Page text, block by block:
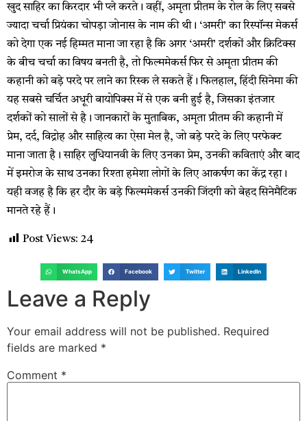
खुद साहिर का किरदार भी प्ले करते। वहीं, अमृता प्रीतम के रोल के लिए सबसे
ज्यादा चर्चा प्रियंका चोपड़ा जोनास के नाम की थी। ‘अमरी’ का रिस्पॉन्स मेकर्स
को देगा एक नई हिम्मत माना जा रहा है कि अगर ‘अमरी’ दर्शकों और क्रिटिक्स
के बीच चर्चा का विषय बनती है, तो फिल्ममेकर्स फिर से अमृता प्रीतम की
कहानी को बड़े परदे पर लाने का रिस्क ले सकते हैं। फिलहाल, हिंदी सिनेमा की
यह सबसे चर्चित अधूरी बायोपिक्स में से एक बनी हुई है, जिसका इंतजार
दर्शकों को सालों से है। जानकारों के मुताबिक, अमृता प्रीतम की कहानी में
प्रेम, दर्द, विद्रोह और साहित्य का ऐसा मेल है, जो बड़े परदे के लिए परफेक्ट
माना जाता है। साहिर लुधियानवी के लिए उनका प्रेम, उनकी कविताएं और बाद
में इमरोज के साथ उनका रिश्ता हमेशा लोगों के लिए आकर्षण का केंद्र रहा।
यही वजह है कि हर दौर के बड़े फिल्ममेकर्स उनकी जिंदगी को बेहद सिनेमैटिक
मानते रहे हैं।
Post Views: 24
WhatsApp Facebook Twitter LinkedIn
Leave a Reply
Your email address will not be published. Required
fields are marked *
Comment *